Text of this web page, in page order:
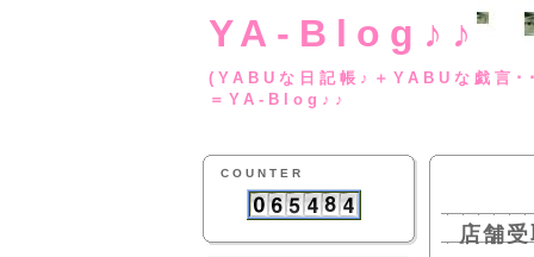
YA-Blog♪♪
(YABUな日記帳♪
＝YA-Blog♪♪
COUNTER
店舗